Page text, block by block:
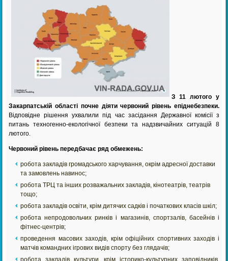
З 11 лютого у
Закарпатській області почне діяти червоний рівень епіднебезпеки.
Відповідне рішення ухвалили під час засідання Державної комісії з
питань техногенно-екологічної безпеки та надзвичайних ситуацій 8
лютого.
Червоний рівень передбачає ряд обмежень:
робота закладів громадського харчування, окрім адресної доставки
та замовлень навинос;
робота ТРЦ та інших розважальних закладів, кінотеатрів, театрів
тощо;
робота закладів освіти, крім дитячих садків і початкових класів шкіл;
робота непродовольчих ринків і магазинів, спортзалів, басейнів і
фітнес-центрів;
проведення масових заходів, крім офіційних спортивних заходів і
матчів командних ігрових видів спорту без глядачів;
робота закладів культури, крім історико-культурних заповідників,